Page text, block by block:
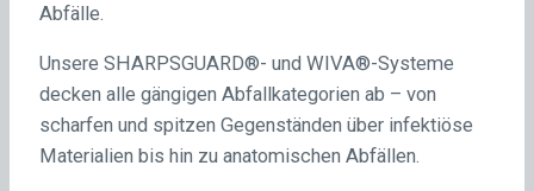
Abfälle.
Unsere SHARPSGUARD®- und WIVA®-Systeme
decken alle gängigen Abfallkategorien ab – von
scharfen und spitzen Gegenständen über infektiöse
Materialien bis hin zu anatomischen Abfällen.